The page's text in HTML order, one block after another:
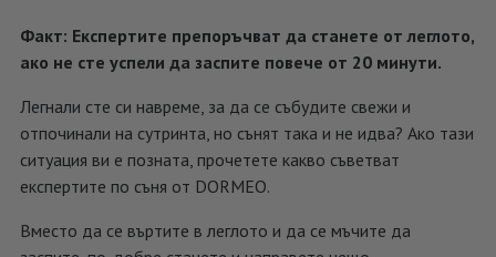
Факт: Експертите препоръчват да станете от леглото,
ако не сте успели да заспите повече от 20 минути.
Легнали сте си навреме, за да се събудите свежи и
отпочинали на сутринта, но сънят така и не идва? Ако тази
ситуация ви е позната, прочетете какво съветват
експертите по съня от DORMEO.
Вместо да се въртите в леглото и да се мъчите да